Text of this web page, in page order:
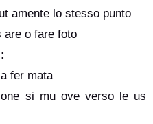
amente lo stesso punto
are o fare foto
fer mata
si mu ove verso le us